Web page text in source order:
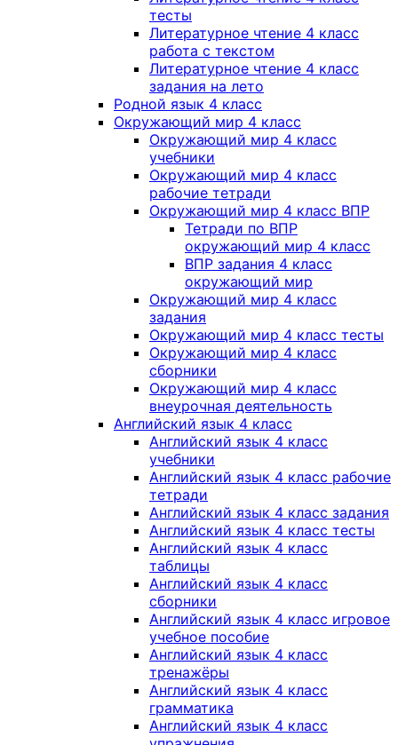
тесты
Литературное чтение 4 класс
работа с текстом
Литературное чтение 4 класс
задания на лето
Родной язык 4 класс
Окружающий мир 4 класс
Окружающий мир 4 класс
учебники
Окружающий мир 4 класс
рабочие тетради
Окружающий мир 4 класс ВПР
Тетради по ВПР
окружающий мир 4 класс
ВПР задания 4 класс
окружающий мир
Окружающий мир 4 класс
задания
Окружающий мир 4 класс тесты
Окружающий мир 4 класс
сборники
Окружающий мир 4 класс
внеурочная деятельность
Английский язык 4 класс
Английский язык 4 класс
учебники
Английский язык 4 класс рабочие
тетради
Английский язык 4 класс задания
Английский язык 4 класс тесты
Английский язык 4 класс
таблицы
Английский язык 4 класс
сборники
Английский язык 4 класс игровое
учебное пособие
Английский язык 4 класс
тренажёры
Английский язык 4 класс
грамматика
Английский язык 4 класс